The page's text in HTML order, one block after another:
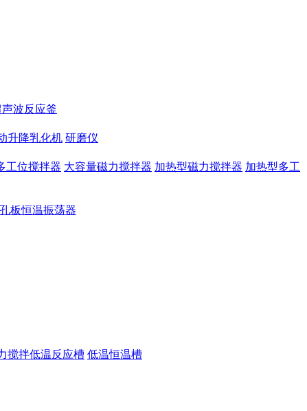
声波反应釜
升降乳化机 研磨仪
工位搅拌器 大容量磁力搅拌器 加热型磁力搅拌器 加热型多工
板恒温振荡器
搅拌低温反应槽 低温恒温槽